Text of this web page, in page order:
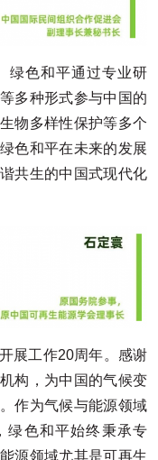
绿色和平通过专业研
多种形式参与中国的
物多样性保护等多个
色和平在未来的发展
共生的中国式现代化
展工作20周年。感谢
构，为中国的气候变
作为气候与能源领域
绿色和平始终秉承专
源领域尤其是可再生